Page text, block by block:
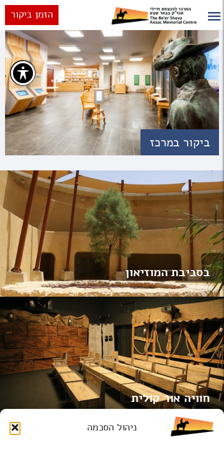
ניהול הסכמה
הזמן ביקור
ביקור במרכז
בסביבת המוזיאון
חוויה אור קולית